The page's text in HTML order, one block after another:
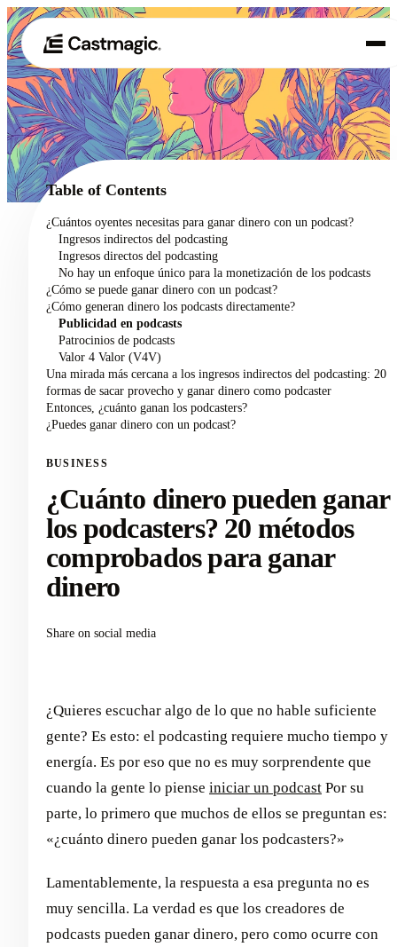
01 Producto
02 Casos de uso
Precios
Acerca de nosotros
Table of Contents
¿Cuántos oyentes necesitas para ganar dinero con un podcast?
Ingresos indirectos del podcasting
Ingresos directos del podcasting
No hay un enfoque único para la monetización de los podcasts
¿Cómo se puede ganar dinero con un podcast?
¿Cómo generan dinero los podcasts directamente?
Publicidad en podcasts
Patrocinios de podcasts
Valor 4 Valor (V4V)
Una mirada más cercana a los ingresos indirectos del podcasting: 20
formas de sacar provecho y ganar dinero como podcaster
Entonces, ¿cuánto ganan los podcasters?
¿Puedes ganar dinero con un podcast?
BUSINESS
¿Cuánto dinero pueden ganar
los podcasters? 20 métodos
comprobados para ganar
dinero
Share on social media
¿Quieres escuchar algo de lo que no hable suficiente
gente? Es esto: el podcasting requiere mucho tiempo y
energía. Es por eso que no es muy sorprendente que
cuando la gente lo piense iniciar un podcast Por su
parte, lo primero que muchos de ellos se preguntan es:
«¿cuánto dinero pueden ganar los podcasters?»
Lamentablemente, la respuesta a esa pregunta no es
muy sencilla. La verdad es que los creadores de
podcasts pueden ganar dinero, pero como ocurre con